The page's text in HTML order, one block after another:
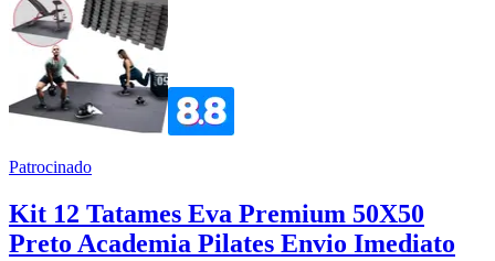
Patrocinado
Kit 12 Tatames Eva Premium 50X50
Preto Academia Pilates Envio Imediato